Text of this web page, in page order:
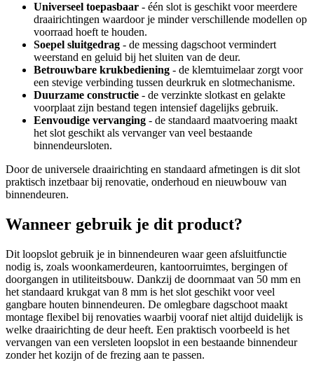
Universeel toepasbaar - één slot is geschikt voor meerdere
draairichtingen waardoor je minder verschillende modellen op
voorraad hoeft te houden.
Soepel sluitgedrag - de messing dagschoot vermindert
weerstand en geluid bij het sluiten van de deur.
Betrouwbare krukbediening - de klemtuimelaar zorgt voor
een stevige verbinding tussen deurkruk en slotmechanisme.
Duurzame constructie - de verzinkte slotkast en gelakte
voorplaat zijn bestand tegen intensief dagelijks gebruik.
Eenvoudige vervanging - de standaard maatvoering maakt
het slot geschikt als vervanger van veel bestaande
binnendeursloten.
Door de universele draairichting en standaard afmetingen is dit slot
praktisch inzetbaar bij renovatie, onderhoud en nieuwbouw van
binnendeuren.
Wanneer gebruik je dit product?
Dit loopslot gebruik je in binnendeuren waar geen afsluitfunctie
nodig is, zoals woonkamerdeuren, kantoorruimtes, bergingen of
doorgangen in utiliteitsbouw. Dankzij de doornmaat van 50 mm en
het standaard krukgat van 8 mm is het slot geschikt voor veel
gangbare houten binnendeuren. De omlegbare dagschoot maakt
montage flexibel bij renovaties waarbij vooraf niet altijd duidelijk is
welke draairichting de deur heeft. Een praktisch voorbeeld is het
vervangen van een versleten loopslot in een bestaande binnendeur
zonder het kozijn of de frezing aan te passen.